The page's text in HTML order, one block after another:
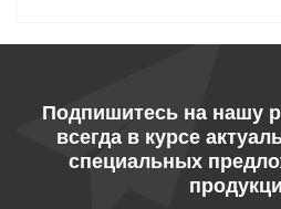
Подпишитесь на нашу
всегда в курсе
специальных